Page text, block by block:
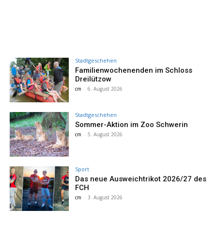
Stadtgeschehen
Familienwochenenden im Schloss
Dreilützow
cm - 6. August 2026
Stadtgeschehen
Sommer-Aktion im Zoo Schwerin
cm - 5. August 2026
Sport
Das neue Ausweichtrikot 2026/27 des
FCH
cm - 3. August 2026